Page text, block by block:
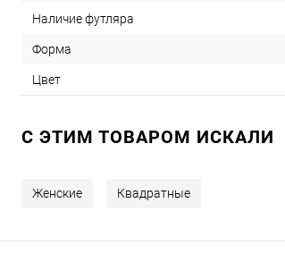
Наличие футляра
Форма
Цвет
C ЭТИМ ТОВАРОМ ИСКАЛИ
Женские Квадратные